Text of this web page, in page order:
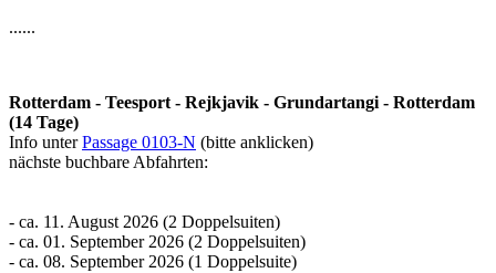
......
Rotterdam - Teesport - Rejkjavik - Grundartangi - Rotterdam
(14 Tage)
Info unterPassage 0103-N (bitte anklicken)
nächste buchbare Abfahrten:
- ca. 11. August 2026 (2 Doppelsuiten)
- ca. 01. September 2026 (2 Doppelsuiten)
- ca. 08. September 2026 (1 Doppelsuite)